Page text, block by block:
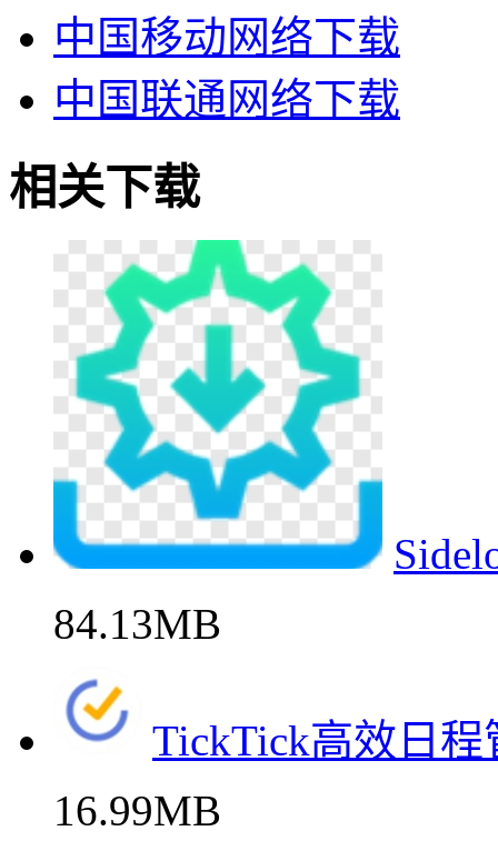
中国移动网络下载
中国联通网络下载
相关下载
84.13MB
TickTick高效日
16.99MB